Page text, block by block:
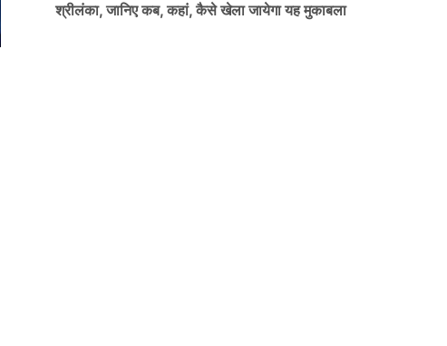
श्रीलंका, जानिए कब, कहां, कैसे खेला जायेगा यह मुकाबला